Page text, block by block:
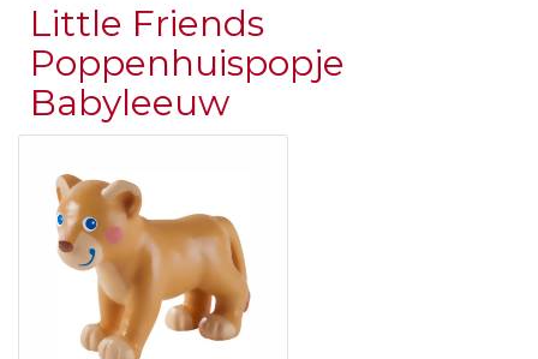
Little Friends
Poppenhuispopje
Babyleeuw